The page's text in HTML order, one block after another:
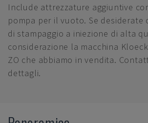
Include attrezzature aggiuntive
pompa per il vuoto. Se desiderate
di stampaggio a iniezione di alta
considerazione la macchina
ZO che abbiamo in vendita.
dettagli.